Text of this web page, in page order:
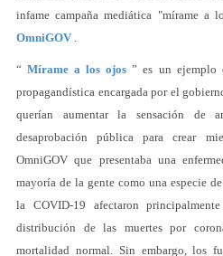
infame campaña mediática "mírame a
OmniGOV
“Mírame a los ojos ” es un ejemplo
propagandística encargada por el
querían aumentar la sensación de
desaprobación pública para crear
OmniGOV que presentaba una
mayoría de la gente como una especie
la COVID-19 afectaron
distribución de las muertes por
mortalidad normal. Sin embargo, los